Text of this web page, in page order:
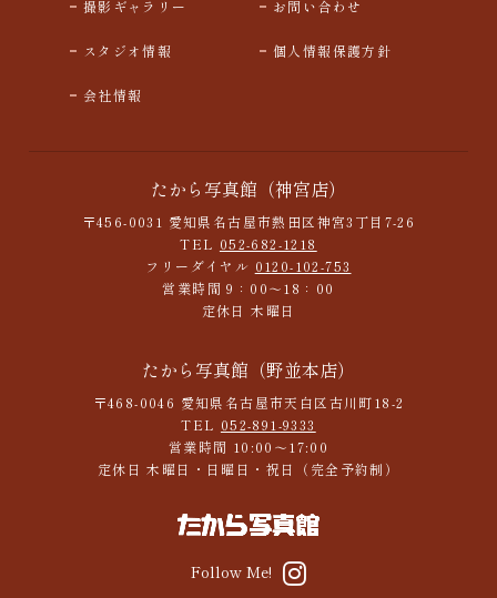
Follow Me!
たから写真館（神宮店）
〒456-0031 愛知県名古屋市熱田区神宮3丁目7-26
TEL 052-682-1218
フリーダイヤル 0120-102-753
営業時間 9：00～18：00
定休日 木曜日
たから写真館（野並本店）
〒468-0046 愛知県名古屋市天白区古川町18-2
TEL 052-891-9333
営業時間 10:00～17:00
定休日 木曜日・日曜日・祝日（完全予約制）
撮影ギャラリー お問い合わせ
スタジオ情報 個人情報保護方針
会社情報